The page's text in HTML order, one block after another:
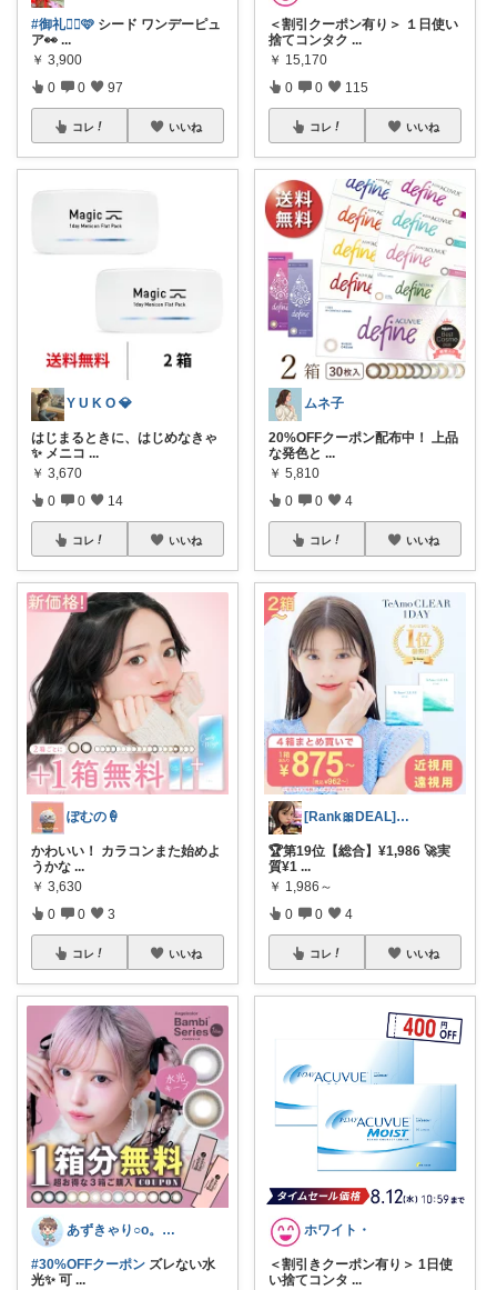
#御礼🙇‍♀🩷 シード ワンデーピュ
ア👀 ...
￥ 3,900
0 0 97
コレ いいね
Y U K O 💎
はじまるときに、はじめなきゃ
✨ メニコ ...
￥ 3,670
0 0 14
コレ いいね
ぽむの🍦
かわいい！ カラコンまた始めよ
うかな ...
￥ 3,630
0 0 3
コレ いいね
あずきゃり○o。.🐟🐠
#30%OFFクーポン ズレない水
光✨ 可 ...
＜割引クーポン有り＞ １日使い
捨てコンタク ...
￥ 15,170
0 0 115
コレ いいね
ムネ子
20%OFFクーポン配布中！ 上品
な発色と ...
￥ 5,810
0 0 4
コレ いいね
[Rank🎀DEAL]毎日コレ@ano
🏆第19位【総合】¥1,986 🚀実
質¥1 ...
￥ 1,986～
0 0 4
コレ いいね
ホワイト・
＜割引きクーポン有り＞ 1日使
い捨てコンタ ...